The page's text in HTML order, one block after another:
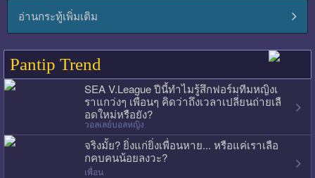
อ่านกระทู้เพิ่มเติม
Pantip Trend
SEA V.League ปีนี้ทำไมรู้สึกฟอร์มทีมหญิงเ
ราแกว่งๆ เพื่อนๆ คิดว่าถึงเวลาเปลี่ยนถ่ายเลื
อดใหม่หรือยัง?
วอลเลย์บอลหญิง
จริงมั้ย? ยิ่งแก่ยิ่งเพื่อนหาย... หรือแค่เราเลือ
กคบคนน้อยลงวะ?
เพื่อน